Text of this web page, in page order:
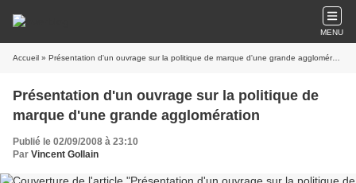
MENU
Accueil » Présentation d'un ouvrage sur la politique de marque d'une grande agglomération
Présentation d'un ouvrage sur la politique de
marque d'une grande agglomération
Publié le 02/09/2008 à 23:10
Par Vincent Gollain